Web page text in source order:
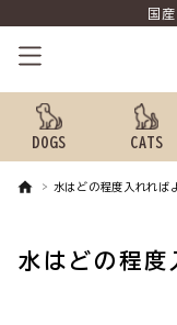
国
DOGS CATS
水はどの程度入れれば
水はどの程度